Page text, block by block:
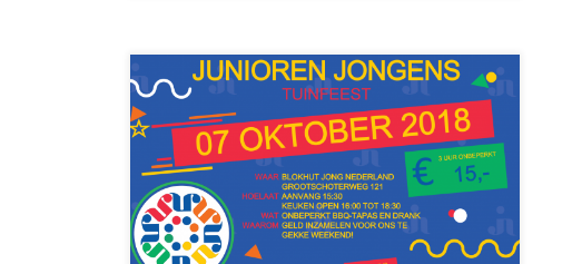
De Junioren Jongens denken vooruit! In het voorjaar
willen ze een extra leuk weekendje weg. Om dat te
bekostigen organiseren ze op 7 oktober een
tuinfeest. Vanaf 15:30 zorgen de jongens voor een
heerlijke middag! De entree bedraagt 15 euro, en
daarvoor krijg je onbeperkt bbq-tapas en drinken.
Een plaatsje […]